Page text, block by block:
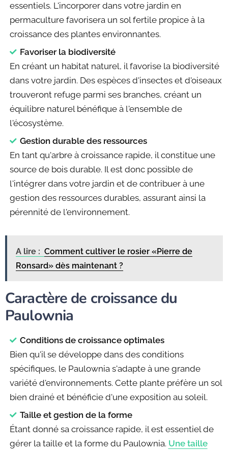
essentiels. L'incorporer dans votre jardin en
permaculture favorisera un sol fertile propice à la
croissance des plantes environnantes.
Favoriser la biodiversité
En créant un habitat naturel, il favorise la biodiversité
dans votre jardin. Des espèces d'insectes et d'oiseaux
trouveront refuge parmi ses branches, créant un
équilibre naturel bénéfique à l'ensemble de
l'écosystème.
Gestion durable des ressources
En tant qu'arbre à croissance rapide, il constitue une
source de bois durable. Il est donc possible de
l'intégrer dans votre jardin et de contribuer à une
gestion des ressources durables, assurant ainsi la
pérennité de l'environnement.
A lire : Comment cultiver le rosier «Pierre de
Ronsard» dès maintenant ?
Caractère de croissance du
Paulownia
Conditions de croissance optimales
Bien qu'il se développe dans des conditions
spécifiques, le Paulownia s'adapte à une grande
variété d'environnements. Cette plante préfère un sol
bien drainé et bénéficie d'une exposition au soleil.
Taille et gestion de la forme
Étant donné sa croissance rapide, il est essentiel de
gérer la taille et la forme du Paulownia. Une taille